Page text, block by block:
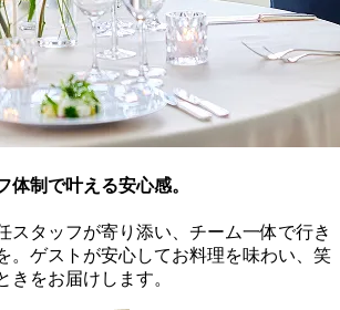
体制で叶える安心感。
スタッフが寄り添い、チーム一体で行き
。ゲストが安心してお料理を味わい、笑
きをお届けします。